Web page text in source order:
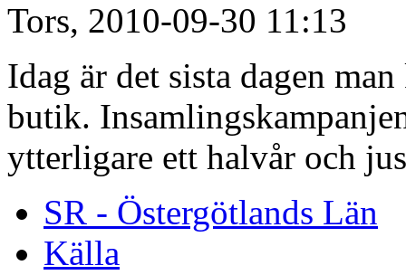
Tors, 2010-09-30 11:13
Idag är det sista dagen
butik.
ytterligare ett halvår och
SR - Östergötlands Län
Källa